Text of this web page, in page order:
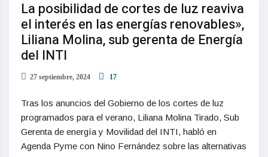
La posibilidad de cortes de luz reaviva
el interés en las energías renovables»,
Liliana Molina, sub gerenta de Energía
del INTI
27 septiembre, 2024 17
Tras los anuncios del Gobierno de los cortes de luz
programados para el verano, Liliana Molina Tirado, Sub
Gerenta de energía y Movilidad del INTI, habló en
Agenda Pyme con Nino Fernández sobre las alternativas